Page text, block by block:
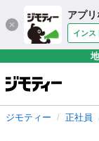
アプ
インス
ジモティー 正社員